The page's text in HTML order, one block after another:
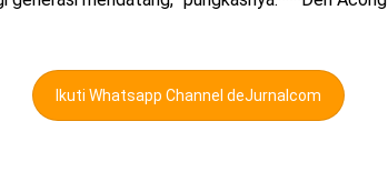
Ikuti Whatsapp Channel deJurnalcom